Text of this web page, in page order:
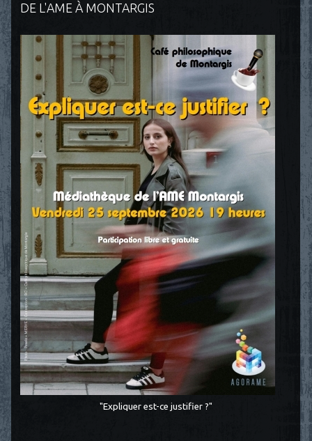
DE L'AME À MONTARGIS
"Expliquer est-ce justifier ?"